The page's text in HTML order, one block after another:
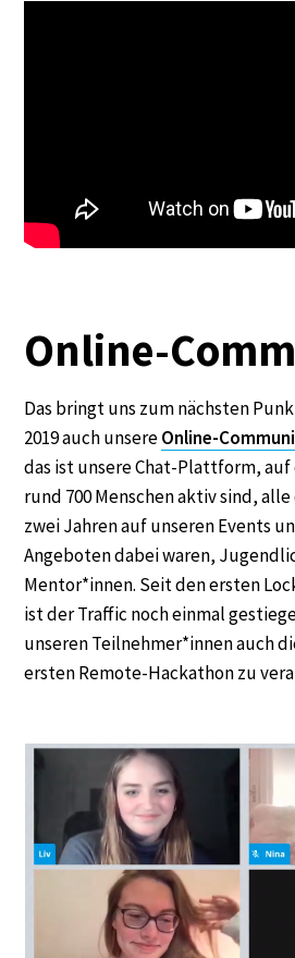
Online-
Das bringt uns zum nächsten
2019 auch unsereOnline-
das ist unsere Chat-Plattform, auf
rund 700 Menschen aktiv sind,
zwei Jahren auf unseren Events
Angeboten dabei waren,
Mentor*innen. Seit den ersten
ist der Traffic noch einmal
unseren Teilnehmer*innen auch
ersten Remote-Hackathon zu